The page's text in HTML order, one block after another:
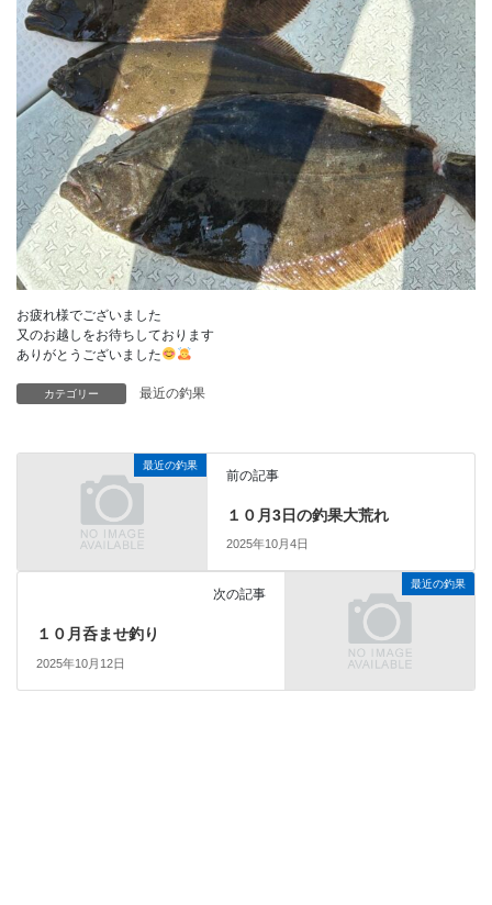
お疲れ様でございました
又のお越しをお待ちしております
ありがとうございました
カテゴリー 最近の釣果
最近の釣果
前の記事
１０月3日の釣果大荒れ
2025年10月4日
最近の釣果
次の記事
１０月呑ませ釣り
2025年10月12日